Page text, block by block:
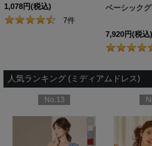
1,078円(税込)
7件
7,920円(税込)
人気ランキング (ミディアムドレス)
No.13